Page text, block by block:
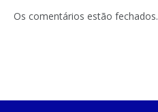
Os comentários estão fechados.